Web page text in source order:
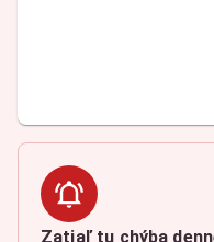
Zatiaľ tu chýba